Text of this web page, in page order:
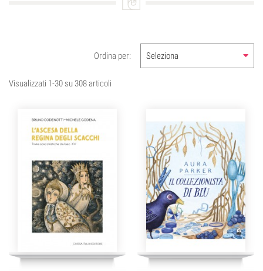
Ordina per: Seleziona
Visualizzati 1-30 su 308 articoli